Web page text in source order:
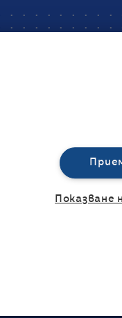
Реклама
За нас
Политика за
Управление на
Показване